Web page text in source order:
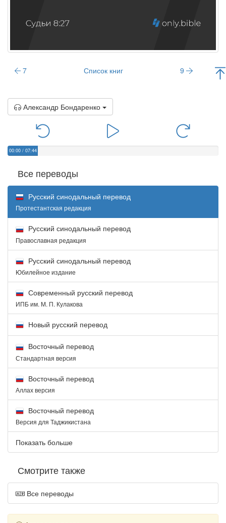
7 Список книг 9
Александр Бондаренко
00:00 / 07:44
Все переводы
Русский синодальный перевод
Протестантская редакция
Русский синодальный перевод
Православная редакция
Русский синодальный перевод
Юбилейное издание
Современный русский перевод
ИПБ им. М. П. Кулакова
Новый русский перевод
Восточный перевод
Стандартная версия
Восточный перевод
Аллах версия
Восточный перевод
Версия для Таджикистана
Показать больше
Смотрите также
Все переводы